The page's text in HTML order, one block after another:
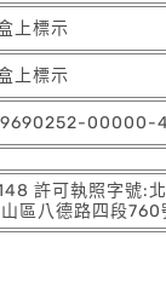
上標示
上標示
00000-
許可執照字號:
區八德路四段